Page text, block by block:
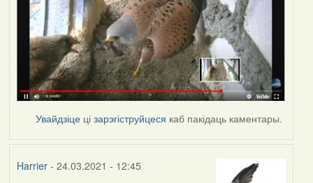
Увайдзіце цізарэгіструйцеся каб пакідаць каментары.
Harrier- 24.03.2021 - 12:45